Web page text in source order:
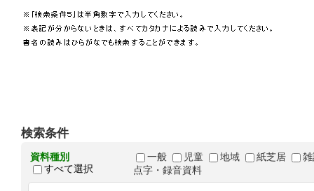
検索条件
資料種別
すべて選択
一般 児童 地域 紙芝居
点字・録音資料